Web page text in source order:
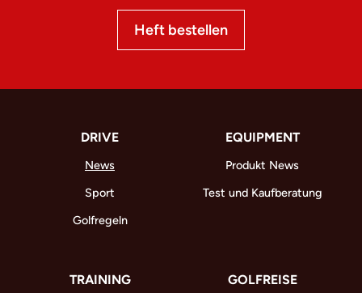
Heft bestellen
DRIVE
News
Sport
Golfregeln
EQUIPMENT
Produkt News
Test und Kaufberatung
TRAINING GOLFREISE